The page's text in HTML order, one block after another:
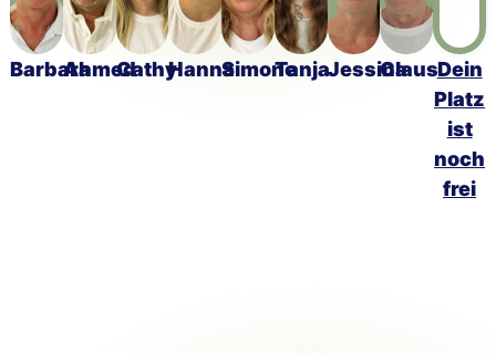
BarbaraAhmedCathyHannaSimoneTanjaJessinaClausDein
Platz
ist
noch
frei